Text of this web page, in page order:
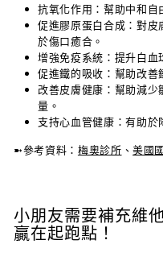
抗氧化作用 ：幫助中和
促進膠原蛋白合成 ：對
於傷口癒合。
增強免疫系統 ：提升白
促進鐵的吸收 ：幫助改
改善皮膚健康 ：幫助減
量。
支持心血管健康 ：有助
➼參考資料： 梅奧診所 、美國
小朋友需要補充維
贏在起跑點！